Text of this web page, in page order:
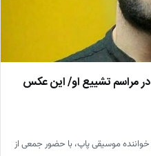
در مراسم تشییع او/ این عکس
موسیقی پاپ، با حضور جمعی از